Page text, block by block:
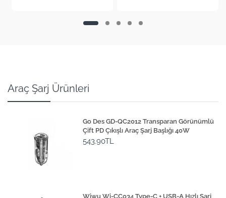
Araç Şarj Ürünleri
Go Des GD-QC2012 Transparan Görünümlü
Çift PD Çıkışlı Araç Şarj Başlığı 40W
543.90TL
Wiwu Wi-CC034 Type-C + USB-A Hızlı Şarj